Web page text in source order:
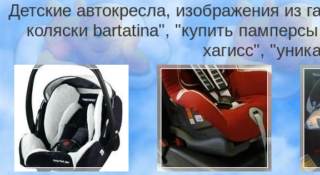
Детские автокресла, изображения из
коляски bartatina", "купить
хагисс",